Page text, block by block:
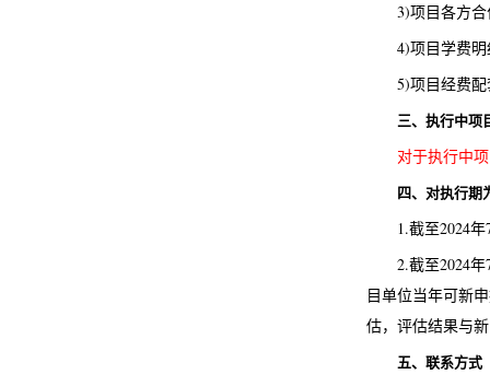
3)项目各方
4)项目学费
5)项目经费
三、执行中项
对于执行中
四、对执行期
1.截至2024
2.截至2024
目单位当年可新
估，评估结果与
五、联系方式